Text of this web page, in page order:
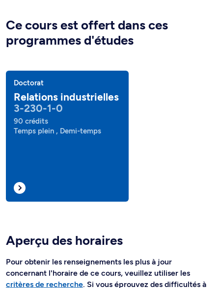
Ce cours est offert dans ces
programmes d'études
Doctorat
Relations industrielles
3-230-1-0
90 crédits
Temps plein , Demi-temps
Aperçu des horaires
Pour obtenir les renseignements les plus à jour
concernant l'horaire de ce cours, veuillez utiliser les
critères de recherche. Si vous éprouvez des difficultés à